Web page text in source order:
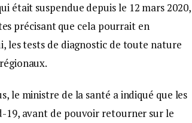
était suspendue depuis le 12 mars 2020,
précisant que cela pourrait en
les tests de diagnostic de toute nature
le ministre de la santé a indiqué que les
19, avant de pouvoir retourner sur le